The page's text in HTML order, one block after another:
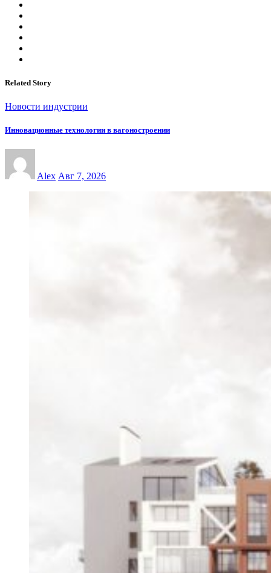
Related Story
Новости индустрии
Инновационные технологии в вагоностроении
Alex Авг 7, 2026